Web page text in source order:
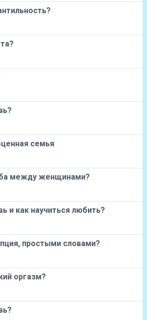
семья
между женщинами?
и как научиться любить?
простыми словами?
оргазм?